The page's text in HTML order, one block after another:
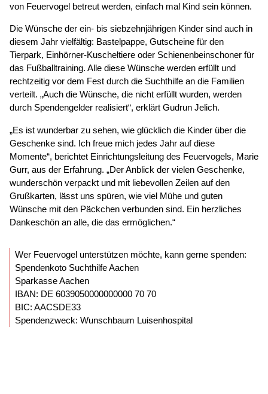
von Feuervogel betreut werden, einfach mal Kind sein können.
Die Wünsche der ein- bis siebzehnjährigen Kinder sind auch in
diesem Jahr vielfältig: Bastelpappe, Gutscheine für den
Tierpark, Einhörner-Kuscheltiere oder Schienenbeinschoner für
das Fußballtraining. Alle diese Wünsche werden erfüllt und
rechtzeitig vor dem Fest durch die Suchthilfe an die Familien
verteilt. „Auch die Wünsche, die nicht erfüllt wurden, werden
durch Spendengelder realisiert“, erklärt Gudrun Jelich.
„Es ist wunderbar zu sehen, wie glücklich die Kinder über die
Geschenke sind. Ich freue mich jedes Jahr auf diese
Momente“, berichtet Einrichtungsleitung des Feuervogels, Marie
Gurr, aus der Erfahrung. „Der Anblick der vielen Geschenke,
wunderschön verpackt und mit liebevollen Zeilen auf den
Grußkarten, lässt uns spüren, wie viel Mühe und guten
Wünsche mit den Päckchen verbunden sind. Ein herzliches
Dankeschön an alle, die das ermöglichen.“
Wer Feuervogel unterstützen möchte, kann gerne spenden:
Spendenkoto Suchthilfe Aachen
Sparkasse Aachen
IBAN: DE 6039050000000000 70 70
BIC: AACSDE33
Spendenzweck: Wunschbaum Luisenhospital